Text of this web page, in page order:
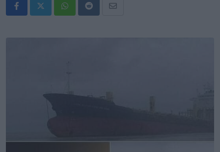
WhatsappRedditShare